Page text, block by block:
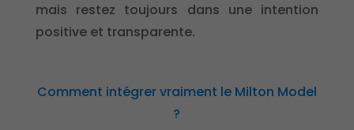
mais restez toujours dans une intention
positive et transparente.
Comment intégrer vraiment le Milton Model
?